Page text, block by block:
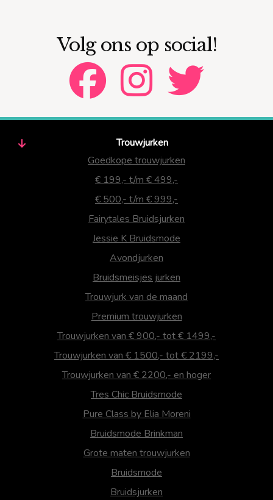
Volg ons op social!
Trouwjurken
Goedkope trouwjurken
€ 199,- t/m € 499,-
€ 500,- t/m € 999,-
Fairytales Bruidsjurken
Jessie K Bruidsmode
Avondjurken
Bruidsmeisjes jurken
Trouwjurk van de maand
Premium trouwjurken
Trouwjurken van € 900,- tot € 1499,-
Trouwjurken van € 1500,- tot € 2199,-
Trouwjurken van € 2200,- en hoger
Tres Chic Bruidsmode
Pure Class by Elia Moreni
Bruidsmode Brinkman
Grote maten trouwjurken
Bruidsmode
Bruidsjurken